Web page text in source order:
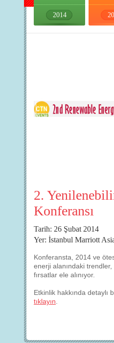
2014
2.
Konferansı
Tarih: 26 Şubat 2014
Yer: İstanbul Marriott
Konferansta, 2014 ve
enerji alanındaki trendler,
fırsatlar ele alınıyor.
Etkinlik hakkında detaylı
tıklayın